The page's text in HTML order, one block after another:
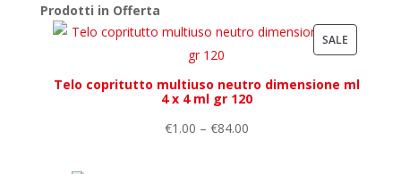
Prodotti in Offerta
SALE
SALE
Telo copritutto multiuso neutro dimensione ml
4 x 4 ml gr 120
€1.00 – €84.00